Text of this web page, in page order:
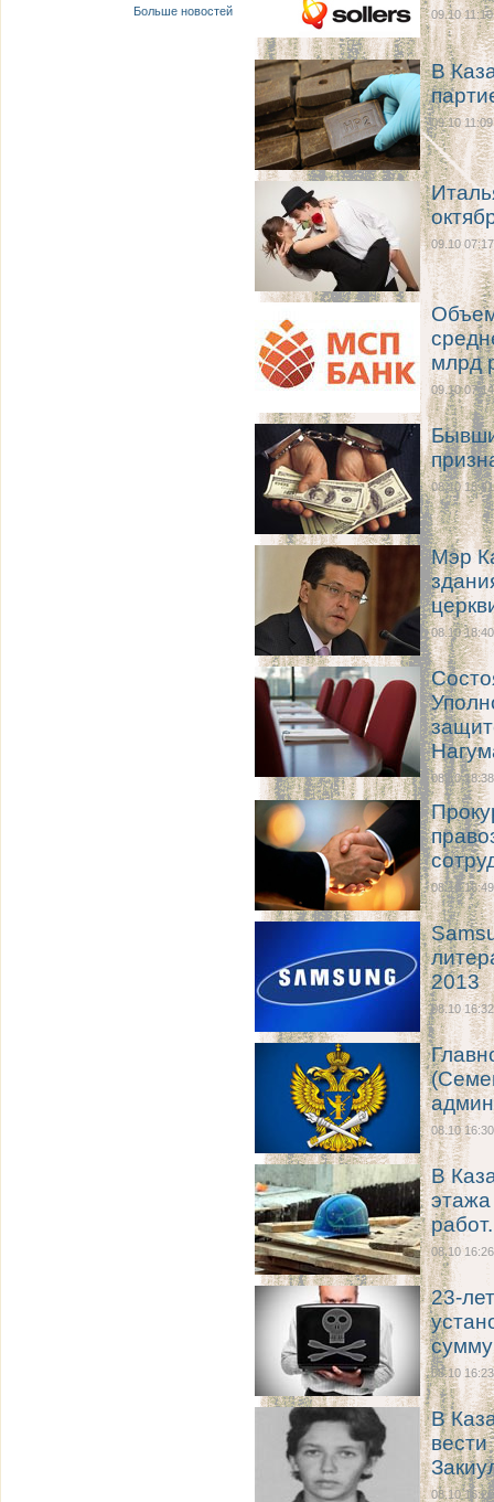
Больше новостей 09.10 11:10
В
09.10 11:09
09.10 07:17
млрд
09.10 07:14
08.10 18:41
Мэр
08.10 18:40
08.10 18:38
08.10 16:49
2013
08.10 16:32
08.10 16:30
В
работ.
08.10 16:26
23-
08.10 16:23
В
08.10 16:20